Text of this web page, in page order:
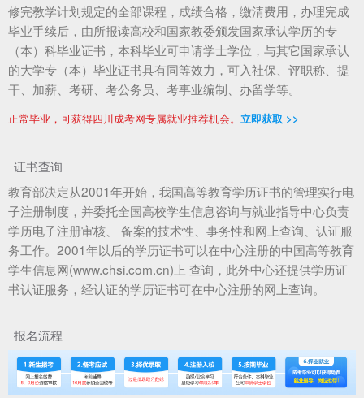
修完教学计划规定的全部课程，成绩合格，缴清费用，办理完成
毕业手续后，由所报读高校和国家教委颁发国家承认学历的专
（本）科毕业证书，本科毕业可申请学士学位，与其它国家承认
的大学专（本）毕业证书具有同等效力，可入社保、评职称、提
干、加薪、考研、考公务员、考事业编制、办留学等。
正常毕业，可获得四川成考网专属就业推荐机会。 立即获取 >>
证书查询
教育部决定从2001年开始，我国高等教育学历证书的管理实行电
子注册制度，并委托全国高校学生信息咨询与就业指导中心负责
学历电子注册审核、 备案的技术性、事务性和网上查询、认证服
务工作。2001年以后的学历证书可以在中心注册的中国高等教育
学生信息网(www.chsi.com.cn)上 查询，此外中心还提供学历证
书认证服务，经认证的学历证书可在中心注册的网上查询。
报名流程